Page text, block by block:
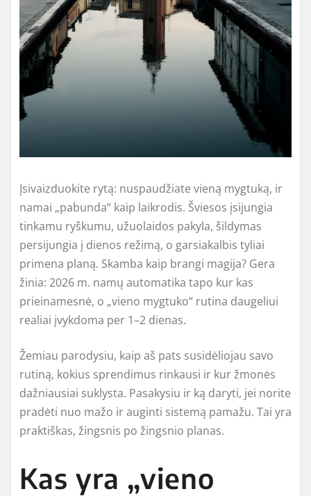
Įsivaizduokite rytą: nuspaudžiate vieną mygtuką, ir
namai „pabunda“ kaip laikrodis. Šviesos įsijungia
tinkamu ryškumu, užuolaidos pakyla, šildymas
persijungia į dienos režimą, o garsiakalbis tyliai
primena planą. Skamba kaip brangi magija? Gera
žinia: 2026 m. namų automatika tapo kur kas
prieinamesnė, o „vieno mygtuko“ rutina daugeliui
realiai įvykdoma per 1–2 dienas.
Žemiau parodysiu, kaip aš pats susidėliojau savo
rutiną, kokius sprendimus rinkausi ir kur žmonės
dažniausiai suklysta. Pasakysiu ir ką daryti, jei norite
pradėti nuo mažo ir auginti sistemą pamažu. Tai yra
praktiškas, žingsnis po žingsnio planas.
Kas yra „vieno